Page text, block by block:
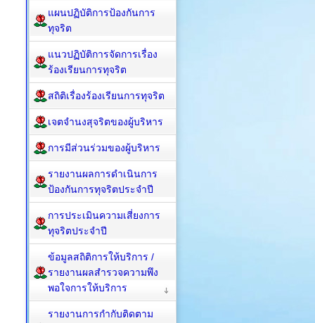
แผนปฏิบัติการป้องกันการ
ทุจริต
แนวปฏิบัติการจัดการเรื่อง
ร้องเรียนการทุจริต
สถิติเรื่องร้องเรียนการทุจริต
เจตจำนงสุจริตของผู้บริหาร
การมีส่วนร่วมของผู้บริหาร
รายงานผลการดำเนินการ
ป้องกันการทุจริตประจำปี
การประเมินความเสี่ยงการ
ทุจริตประจำปี
ข้อมูลสถิติการให้บริการ /
รายงานผลสำรวจความพึง
พอใจการให้บริการ
รายงานการกำกับติดตาม